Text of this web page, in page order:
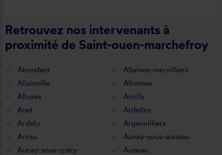
Retrouvez nos intervenants à
proximité de Saint-ouen-marchefroy
Abondant
Allaines-mervilliers
Allainville
Allonnes
Alluyes
Amilly
Anet
Ardelles
Ardelu
Argenvilliers
Arrou
Aunay-sous-auneau
Aunay-sous-crécy
Auneau